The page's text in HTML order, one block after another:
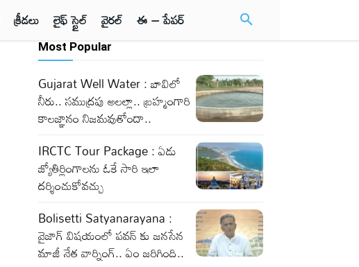
క్రీడలు లైఫ్ స్టైల్ వైరల్ ఈ – పేపర్
Most Popular
Gujarat Well Water : బావిలో
నీరు.. సముద్రపు అలల్లా.. బ్రహ్మంగారి
కాలజ్ఞానం నిజమవుతోందా..
IRCTC Tour Package : ఏడు
జ్యోతిర్లింగాలను ఓకే సారి ఇలా
దర్శించుకోవచ్చు
Bolisetti Satyanarayana :
వైజాగ్ విషయంలో పవన్ కు జనసేన
మాజీ నేత వార్నింగ్.. ఏం జరిగింది..